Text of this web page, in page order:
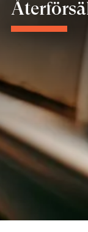
Nyheter
AmpPortal
Sve Eng